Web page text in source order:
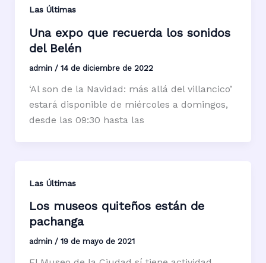
Las Últimas
Una expo que recuerda los sonidos
del Belén
admin / 14 de diciembre de 2022
‘Al son de la Navidad: más allá del villancico’
estará disponible de miércoles a domingos,
desde las 09:30 hasta las
Las Últimas
Los museos quiteños están de
pachanga
admin / 19 de mayo de 2021